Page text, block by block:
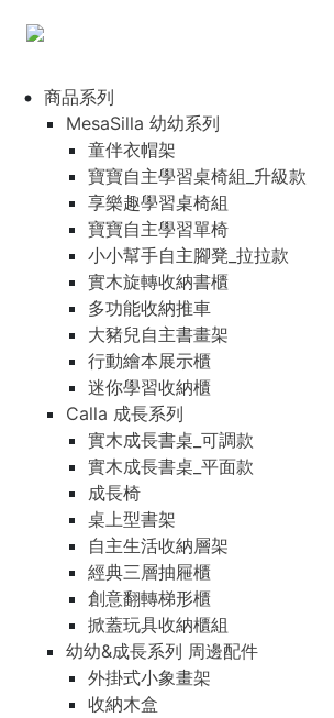
商品系列
MesaSilla 幼幼系列
童伴衣帽架
寶寶自主學習桌椅組_升級款
享樂趣學習桌椅組
寶寶自主學習單椅
小小幫手自主腳凳_拉拉款
實木旋轉收納書櫃
多功能收納推車
大豬兒自主書畫架
行動繪本展示櫃
迷你學習收納櫃
Calla 成長系列
實木成長書桌_可調款
實木成長書桌_平面款
成長椅
桌上型書架
自主生活收納層架
經典三層抽屜櫃
創意翻轉梯形櫃
掀蓋玩具收納櫃組
幼幼&成長系列 周邊配件
外掛式小象畫架
收納木盒